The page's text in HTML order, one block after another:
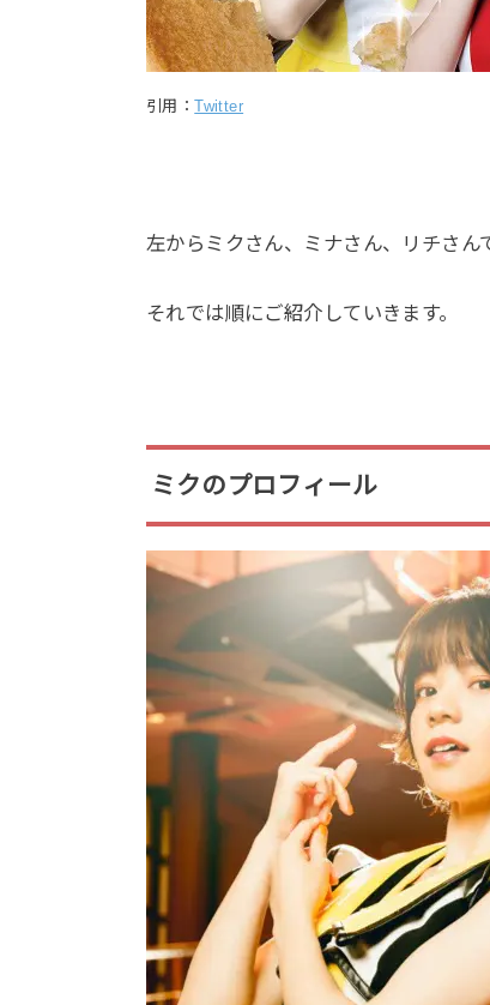
引用：Twitter
左からミクさん、ミナさん、リチさん
それでは順にご紹介していきます。
ミクのプロフィール